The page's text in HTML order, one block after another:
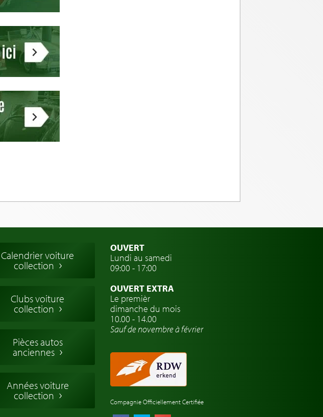
Calendrier voiture
collection
Clubs voiture
collection
Pièces autos
anciennes
Années voiture
collection
OUVERT
Lundi au samedi
09:00 - 17:00
OUVERT EXTRA
Le premièr
dimanche du mois
10.00 - 14.00
Sauf de novembre à février
Compagnie Officiellement Certifiée